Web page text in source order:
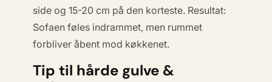
side og 15-20 cm på den korteste. Resultat:
Sofaen føles indrammet, men rummet
forbliver åbent mod køkkenet.
Tip til hårde gulve &